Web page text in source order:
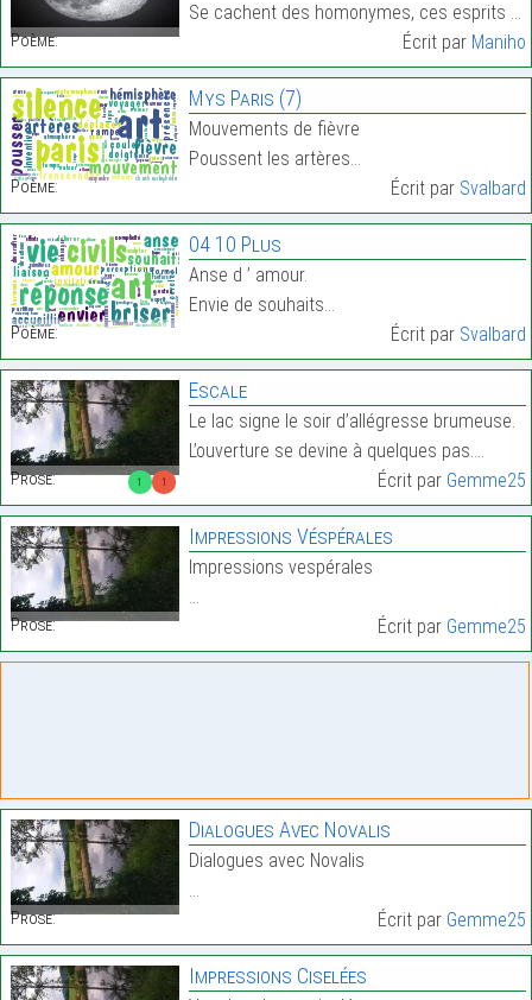
Poème:
Se cachent des homonymes, ces esprits qui embrasse…
Écrit par Maniho
Poème:
Mys Paris (7)
Mouvements de fièvre
Poussent les artères…
Écrit par Svalbard
Poème:
04 10 Plus
Anse d ’ amour.
Envie de souhaits…
Écrit par Svalbard
1 1
Prose:
Escale
Le lac signe le soir d’allégresse brumeuse.
L’ouverture se devine à quelques pas.…
Écrit par Gemme25
Prose:
Impressions Véspérales
Impressions vespérales
…
Écrit par Gemme25
Prose:
Dialogues Avec Novalis
Dialogues avec Novalis
…
Écrit par Gemme25
Impressions Ciselées